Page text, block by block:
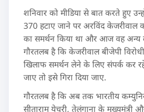
शनिवार को मीडिया से बात करते हुए
370 हटाए जाने पर अरविंद केजरीवाल
का समर्थन किया था और आज वह अन्य
गौरतलब है कि केजरीवाल बीजेपी
खिलाफ समर्थन लेने के लिए संपर्क कर
जाए तो इसे गिरा दिया जाए.
गौरतलब है कि अब तक भारतीय
सीताराम येचुरी, तेलंगाना के मुख्यमंत्री